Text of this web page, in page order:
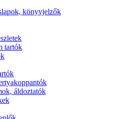
könyvjelzők
tartók
áldoztatók